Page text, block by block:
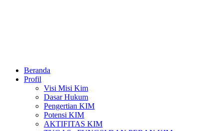
Beranda
Profil
Visi Misi Kim
Dasar Hukum
Pengertian KIM
Potensi KIM
AKTIFITAS KIM